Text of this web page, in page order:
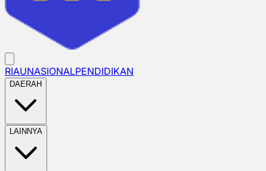
RIAUNASIONALPENDIDIKAN
DAERAH
LAINNYA